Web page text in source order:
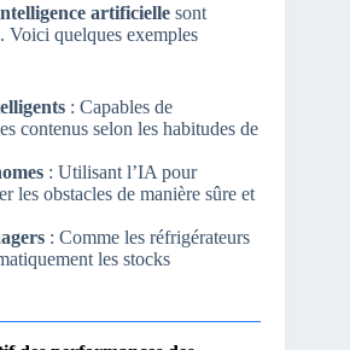
artificielle sont
Voici quelques exemples
: Capables de
contenus selon les habitudes de
: Utilisant l’IA pour
les obstacles de manière sûre et
: Comme les réfrigérateurs
les stocks